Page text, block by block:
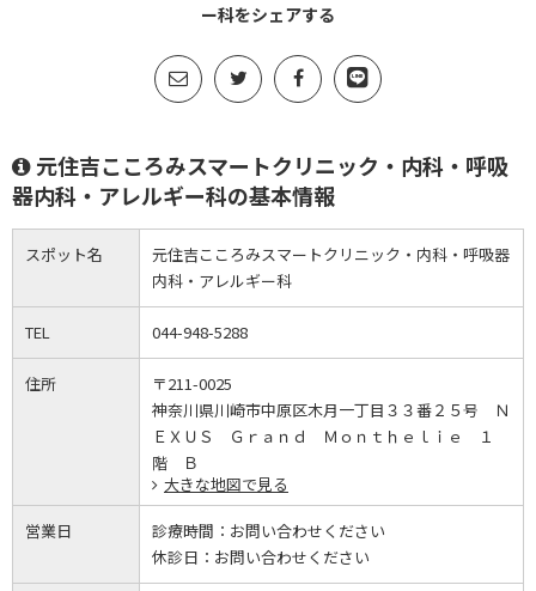
ー科をシェアする
元住吉こころみスマートクリニック・内科・呼吸
器内科・アレルギー科の基本情報
スポット名
元住吉こころみスマートクリニック・内科・呼吸器
内科・アレルギー科
TEL 044-948-5288
住所
〒211-0025
神奈川県川崎市中原区木月一丁目３３番２５号 Ｎ
ＥＸＵＳ Ｇｒａｎｄ Ｍｏｎｔｈｅｌｉｅ １
階 Ｂ
大きな地図で見る
営業日 診療時間： お問い合わせください
休診日： お問い合わせください